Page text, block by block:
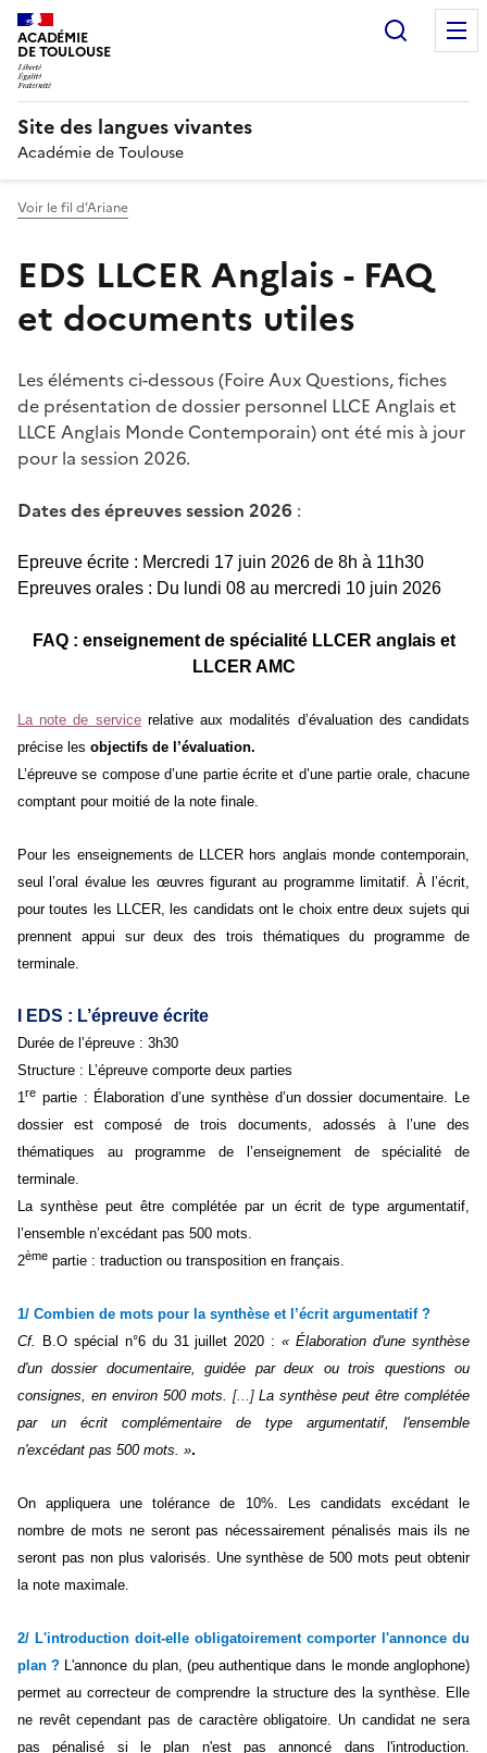
ACADÉMIE
DE TOULOUSE
Site des langues vivantes
Académie de Toulouse
Voir le fil d’Ariane
EDS LLCER Anglais - FAQ
et documents utiles
Les éléments ci-dessous (Foire Aux Questions, fiches
de présentation de dossier personnel LLCE Anglais et
LLCE Anglais Monde Contemporain) ont été mis à jour
pour la session 2026.
Dates des épreuves session 2026 :
Epreuve écrite : Mercredi 17 juin 2026 de 8h à 11h30
Epreuves orales : Du lundi 08 au mercredi 10 juin 2026
FAQ : enseignement de spécialité LLCER anglais et
LLCER AMC
La note de servicerelative aux modalités d’évaluation des candidats
précise les objectifs de l’évaluation.
L’épreuve se compose d’une partie écrite et d’une partie orale, chacune
comptant pour moitié de la note finale.
Pour les enseignements de LLCER hors anglais monde contemporain,
seul l’oral évalue les œuvres figurant au programme limitatif. À l’écrit,
pour toutes les LLCER, les candidats ont le choix entre deux sujets qui
prennent appui sur deux des trois thématiques du programme de
terminale.
I EDS : L’épreuve écrite
Durée de l’épreuve : 3h30
Structure : L’épreuve comporte deux parties
1re partie : Élaboration d’une synthèse d’un dossier documentaire. Le
dossier est composé de trois documents, adossés à l’une des
thématiques au programme de l’enseignement de spécialité de
terminale.
La synthèse peut être complétée par un écrit de type argumentatif,
l’ensemble n’excédant pas 500 mots.
2ème partie : traduction ou transposition en français.
1/ Combien de mots pour la synthèse et l’écrit argumentatif ?
Cf.
B.O spécial n°6 du 31 juillet 2020 :«Élaboration d'une synthèse
d'un dossier documentaire, guidée par deux ou trois questions ou
consignes, en environ 500 mots. [...] La synthèse peut être complétée
par un écrit complémentaire de type argumentatif, l'ensemble
n'excédant pas 500 mots. ».
On appliquera une tolérance de 10%. Les candidats excédant le
nombre de mots ne seront pas nécessairement pénalisés mais ils ne
seront pas non plus valorisés. Une synthèse de 500 mots peut obtenir
la note maximale.
2/ L'introduction doit-elle obligatoirement comporter l'annonce du
plan ? L'annonce du plan, (peu authentique dans le monde anglophone)
permet au correcteur de comprendre la structure des la synthèse. Elle
ne revêt cependant pas de caractère obligatoire. Un candidat ne sera
pas pénalisé si le plan n'est pas annoncé dans l'introduction.